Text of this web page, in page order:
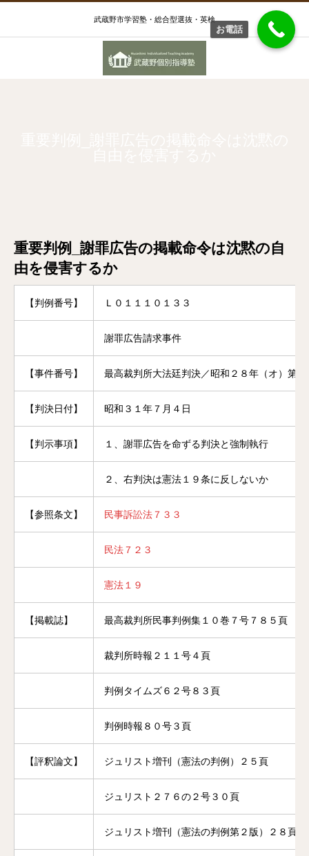
武蔵野市学習塾・総合型選抜・英検
重要判例_謝罪広告の掲載命令は沈黙の自
由を侵害するか
【判例番号】 Ｌ０１１１０１３３
謝罪広告請求事件
【事件番号】 最高裁判所大法廷判決／昭和２８年（オ）第
【判決日付】 昭和３１年７月４日
【判示事項】 １、謝罪広告を命ずる判決と強制執行
２、右判決は憲法１９条に反しないか
【参照条文】 民事訴訟法７３３
民法７２３
憲法１９
【掲載誌】 最高裁判所民事判例集１０巻７号７８５頁
裁判所時報２１１号４頁
判例タイムズ６２号８３頁
判例時報８０号３頁
【評釈論文】 ジュリスト増刊（憲法の判例）２５頁
ジュリスト２７６の２号３０頁
ジュリスト増刊（憲法の判例第２版）２８頁
お電話